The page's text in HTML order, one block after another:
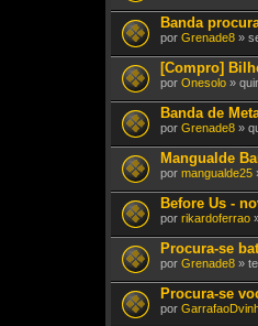
Banda
por Grenade8 »
[Compro]
por Onesolo »
Banda de
por Grenade8 »
Mangualde
por mangualde25
Before Us -
por rikardoferrao
Procura-se
por Grenade8 »
Procura-se
por